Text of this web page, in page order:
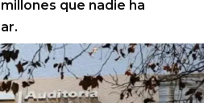
que nadie ha